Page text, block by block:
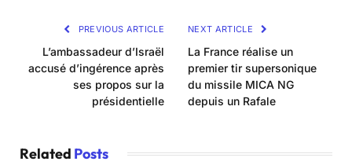
PREVIOUS ARTICLE
L’ambassadeur d’Israël
accusé d’ingérence après
ses propos sur la
présidentielle
NEXT ARTICLE
La France réalise un
premier tir supersonique
du missile MICA NG
depuis un Rafale
Related Posts